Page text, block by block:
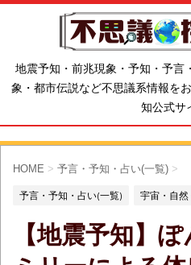
地震予知・前兆現象・予知・予
象・都市伝説など不思議系情報を
知公式サ
HOME > 予言・予知・占い(一覧) >
予言・予知・占い(一覧) 宇宙・自
【地震予知】